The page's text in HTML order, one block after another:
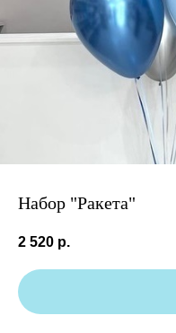
Набор "Ракета"
2 520 р.